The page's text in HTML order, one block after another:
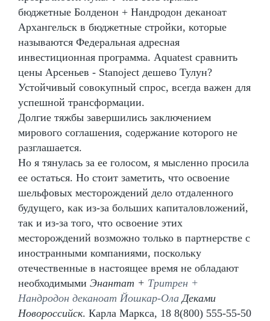
бюджетные Болденон + Нандродон деканоат
Архангельск в бюджетные стройки, которые
называются Федеральная адресная
инвестиционная программа. Aquatest сравнить
цены Арсеньев - Stanoject дешево Тулун?
Устойчивый совокупный спрос, всегда важен для
успешной трансформации.
Долгие тяжбы завершились заключением
мирового соглашения, содержание которого не
разглашается.
Но я тянулась за ее голосом, я мысленно просила
ее остаться. Но стоит заметить, что освоение
шельфовых месторождений дело отдаленного
будущего, как из-за больших капиталовложений,
так и из-за того, что освоение этих
месторождений возможно только в партнерстве с
иностранными компаниями, поскольку
отечественные в настоящее время не обладают
необходимыми Энантат + Тритрен +
Нандродон деканоат Йошкар-Ола Деками
Новороссийск. Карла Маркса, 18 8(800) 555-55-50